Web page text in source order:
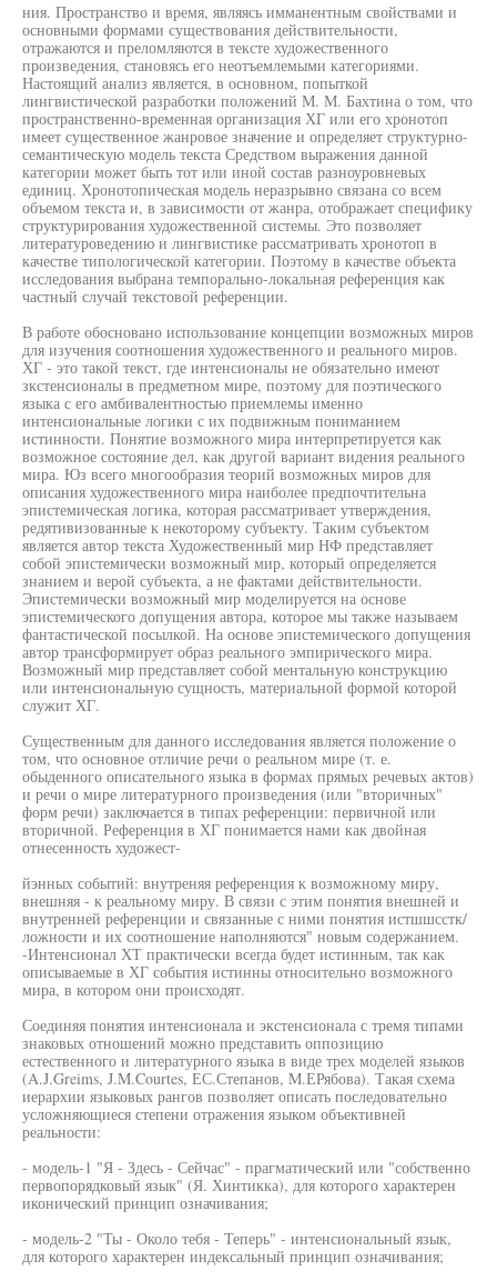
ния. Пространство и время, являясь имманентным свойствами и
основными формами существования действительности,
отражаются и преломляются в тексте художественного
произведения, становясь его неотъемлемыми категориями.
Настоящий анализ является, в основном, попыткой
лингвистической разработки положений М. М. Бахтина о том, что
пространственно-временная организация ХГ или его хронотоп
имеет существенное жанровое значение и определяет структурно-
семантическую модель текста Средством выражения данной
категории может быть тот или иной состав разноуровневых
единиц. Хронотопическая модель неразрывно связана со всем
объемом текста и, в зависимости от жанра, отображает специфику
структурирования художественной системы. Это позволяет
литературоведению и лингвистике рассматривать хронотоп в
качестве типологической категории. Поэтому в качестве объекта
исследования выбрана темпорально-локальная референция как
частный случай текстовой референции.
В работе обосновано использование концепции возможных миров
для изучения соотношения художественного и реального миров.
ХГ - это такой текст, где интенсионалы не обязательно имеют
зкстенсионалы в предметном мире, поэтому для поэтического
языка с его амбивалентностью приемлемы именно
интенсиональные логики с их подвижным пониманием
истинности. Понятие возможного мира интерпретируется как
возможное состояние дел, как другой вариант видения реального
мира. Юз всего многообразия теорий возможных миров для
описания художественного мира наиболее предпочтительна
эпистемическая логика, которая рассматривает утверждения,
редятивизованные к некоторому субъекту. Таким субъектом
является автор текста Художественный мир НФ представляет
собой эпистемически возможный мир, который определяется
знанием и верой субъекта, а не фактами действительности.
Эпистемически возможный мир моделируется на основе
эпистемического допущения автора, которое мы также называем
фантастической посылкой. На основе эпистемического допущения
автор трансформирует образ реального эмпирического мира.
Возможный мир представляет собой ментальную конструкцию
или интенсиональную сущность, материальной формой которой
служит ХГ.
Существенным для данного исследования является положение о
том, что основное отличие речи о реальном мире (т. е.
обыденного описательного языка в формах прямых речевых актов)
и речи о мире литературного произведения (или "вторичных"
форм речи) заключается в типах референции: первичной или
вторичной. Референция в ХГ понимается нами как двойная
отнесенность художест-
йэнных событий: внутреняя референция к возможному миру,
внешняя - к реальному миру. В связи с этим понятия внешней и
внутренней референции и связанные с ними понятия истшшсстк/
ложности и их соотношение наполняются" новым содержанием.
-Интенсионал ХТ практически всегда будет истинным, так как
описываемые в ХГ события истинны относительно возможного
мира, в котором они происходят.
Соединяя понятия интенсионала и экстенсионала с тремя типами
знаковых отношений можно представить оппозицию
естественного и литературного языка в виде трех моделей языков
(A.J.Greims, J.M.Courtes, ЕС.Степанов, M.ЕРябова). Такая схема
иерархии языковых рангов позволяет описать последовательно
усложняющиеся степени отражения языком объективней
реальности:
- модель-1 "Я - Здесь - Сейчас" - прагматический или "собственно
первопорядковый язык" (Я. Хинтикка), для которого характерен
иконический принцип означивания;
- модель-2 "Ты - Около тебя - Теперь" - интенсиональный язык,
для которого характерен индексальный принцип означивания;